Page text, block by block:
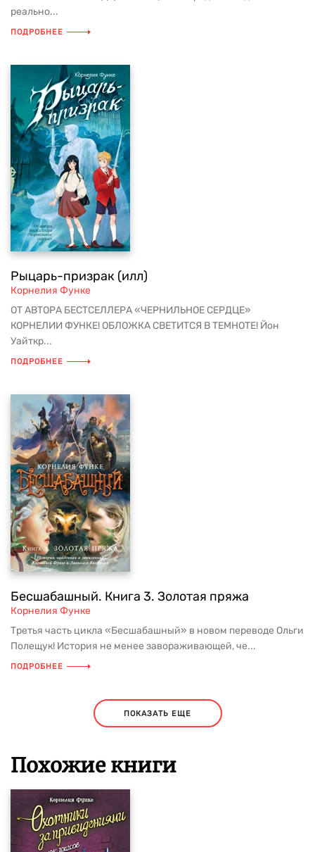
реально...
ПОДРОБНЕЕ
Рыцарь-призрак (илл)
Корнелия Функе
ОТ АВТОРА БЕСТСЕЛЛЕРА «ЧЕРНИЛЬНОЕ СЕРДЦЕ»
КОРНЕЛИИ ФУНКЕ! ОБЛОЖКА СВЕТИТСЯ В ТЕМНОТЕ! Йон
Уайткр...
ПОДРОБНЕЕ
Бесшабашный. Книга 3. Золотая пряжа
Корнелия Функе
Третья часть цикла «Бесшабашный» в новом переводе Ольги
Полещук! История не менее завораживающей, че...
ПОДРОБНЕЕ
ПОКАЗАТЬ ЕЩЕ
Похожие книги